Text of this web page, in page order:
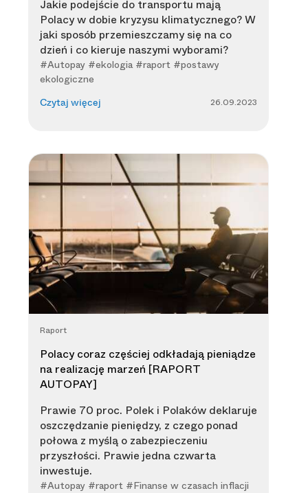
Jakie podejście do transportu mają
Polacy w dobie kryzysu klimatycznego? W
jaki sposób przemieszczamy się na co
dzień i co kieruje naszymi wyborami?
#Autopay #ekologia #raport #postawy
ekologiczne
Czytaj więcej 26.09.2023
Raport
Polacy coraz częściej odkładają pieniądze
na realizację marzeń [RAPORT
AUTOPAY]
Prawie 70 proc. Polek i Polaków deklaruje
oszczędzanie pieniędzy, z czego ponad
połowa z myślą o zabezpieczeniu
przyszłości. Prawie jedna czwarta
inwestuje.
#Autopay #raport #Finanse w czasach inflacji